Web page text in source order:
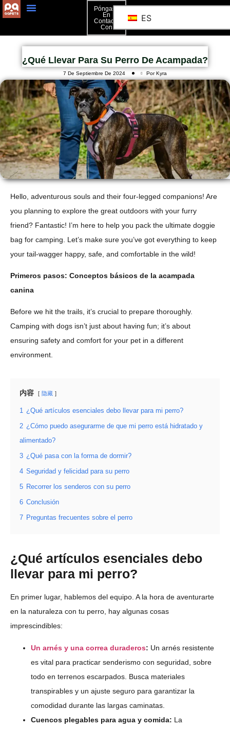
Póngase
En
Contacto
Con
ES
¿Qué Llevar Para Su Perro De Acampada?
7 De Septiembre De 2024 Por Kyra
Hello, adventurous souls and their four-legged companions! Are
you planning to explore the great outdoors with your furry
friend? Fantastic! I’m here to help you pack the ultimate doggie
bag for camping. Let’s make sure you’ve got everything to keep
your tail-wagger happy, safe, and comfortable in the wild!
Primeros pasos: Conceptos básicos de la acampada
canina
Before we hit the trails, it’s crucial to prepare thoroughly.
Camping with dogs isn’t just about having fun; it’s about
ensuring safety and comfort for your pet in a different
environment.
内容 隐藏
1 ¿Qué artículos esenciales debo llevar para mi perro?
2 ¿Cómo puedo asegurarme de que mi perro está hidratado y
alimentado?
3 ¿Qué pasa con la forma de dormir?
4 Seguridad y felicidad para su perro
5 Recorrer los senderos con su perro
6 Conclusión
7 Preguntas frecuentes sobre el perro
¿Qué artículos esenciales debo
llevar para mi perro?
En primer lugar, hablemos del equipo. A la hora de aventurarte
en la naturaleza con tu perro, hay algunas cosas
imprescindibles:
Un arnés y una correa duraderos: Un arnés resistente
es vital para practicar senderismo con seguridad, sobre
todo en terrenos escarpados. Busca materiales
transpirables y un ajuste seguro para garantizar la
comodidad durante las largas caminatas.
Cuencos plegables para agua y comida: La